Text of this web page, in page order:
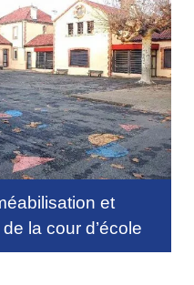
et
la cour d’école